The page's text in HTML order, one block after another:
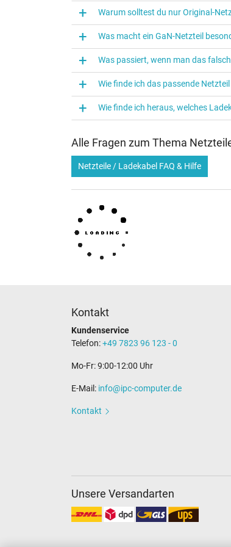
5/ 5 Pro/ 4/ 4Pro
Kategorisierung
Kategorie
Warum solltest du nur Original-
Was macht ein GaN-Netzteil
Was passiert, wenn man das
Wie finde ich das passende Netzteil
Wie finde ich heraus, welches
Alle Fragen zum Thema
Netzteile / Ladekabel FAQ & Hilfe
Kontakt
Kundenservice
Telefon:+49 7823 96 123 - 0
Mo-Fr: 9:00-12:00 Uhr
E-Mail: info@ipc-computer.de
Kontakt
Unsere Versandarten